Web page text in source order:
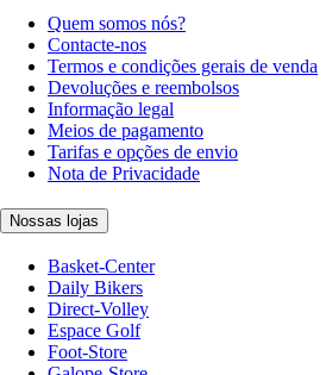
Quem somos nós?
Contacte-nos
Termos e condições gerais de venda
Devoluções e reembolsos
Informação legal
Meios de pagamento
Tarifas e opções de envio
Nota de Privacidade
Nossas lojas
Basket-Center
Daily Bikers
Direct-Volley
Espace Golf
Foot-Store